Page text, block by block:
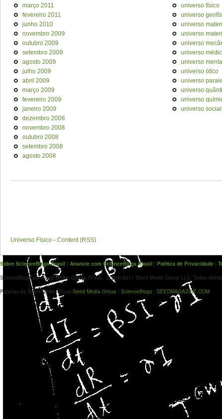
março 2011
fevereiro 2011
junho 2010
novembro 2009
outubro 2009
setembro 2009
agosto 2009
julho 2009
abril 2009
março 2009
fevereiro 2009
janeiro 2009
dezembro 2008
novembro 2008
outubro 2008
setembro 2008
agosto 2008
universo físico
universo
universo
universo
universo
universo
universo
universo ótico
universo
universo
universo
universo social
Universo Físico - Content (RSS)
Sobre ScienceBlogs Brasil | Anuncie com ScienceBlogs Brasil | Política de Privacidade |
ScienceBlogs por Seed Media Group. Group. ©2006-2011 Seed Media Group LLC. Todos
Páginas da Seed Media Group Seed Media Group | ScienceBlogs | SEEDMAGAZINE.COM